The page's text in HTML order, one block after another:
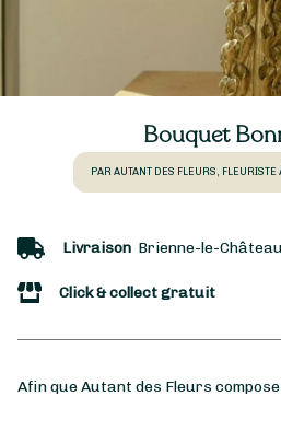
Bouquet
PAR AUTANT DES FLEURS,
Livraison Brienne-le-
Click & collect gratuit
Afin que Autant des Fleurs